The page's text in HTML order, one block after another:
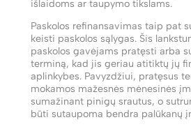
išlaidoms ar taupymo tikslams.
Paskolos refinansavimas taip pat
keisti paskolos sąlygas. Šis
paskolos gavėjams pratęsti arba
terminą, kad jis geriau atitiktų jų
aplinkybes. Pavyzdžiui, pratęsus
mokamos mažesnės mėnesinės
sumažinant pinigų srautus, o
būti sutaupoma bendra palūkanų